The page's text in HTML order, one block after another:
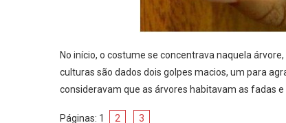
No início, o costume se concentrava naquela
culturas são dados dois golpes macios, um para
consideravam que as árvores habitavam as fadas
Páginas: 1 2 3